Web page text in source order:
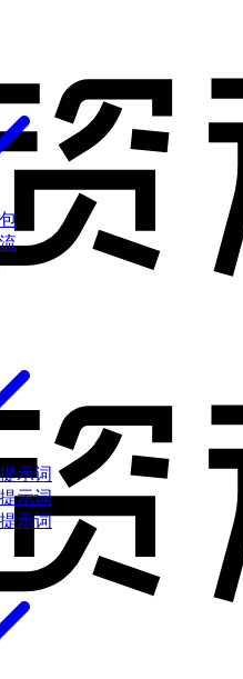
示词
示词
示词